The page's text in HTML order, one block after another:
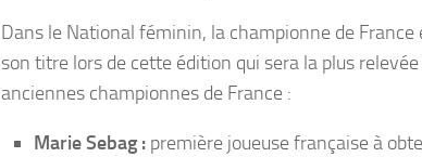
Dans le National féminin, la championne de
son titre lors de cette édition qui sera la plus
anciennes championnes de France :
Marie Sebag : première joueuse française à